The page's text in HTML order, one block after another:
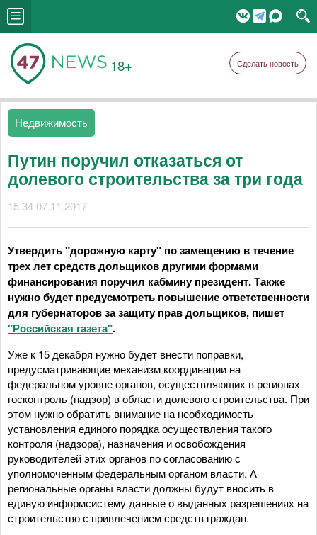
18+ Сделать новость
Недвижимость
Путин поручил отказаться от
долевого строительства за три года
15:34 07.11.2017
Утвердить "дорожную карту" по замещению в течение
трех лет средств дольщиков другими формами
финансирования поручил кабмину президент. Также
нужно будет предусмотреть повышение ответственности
для губернаторов за защиту прав дольщиков, пишет
"Российская газета".
Уже к 15 декабря нужно будет внести поправки,
предусматривающие механизм координации на
федеральном уровне органов, осуществляющих в регионах
госконтроль (надзор) в области долевого строительства. При
этом нужно обратить внимание на необходимость
установления единого порядка осуществления такого
контроля (надзора), назначения и освобождения
руководителей этих органов по согласованию с
уполномоченным федеральным органом власти. А
региональные органы власти должны будут вносить в
единую информсистему данные о выданных разрешениях на
строительство с привлечением средств граждан.